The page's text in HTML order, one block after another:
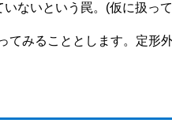
ないという罠。(仮に扱っ
てみることとします。定形